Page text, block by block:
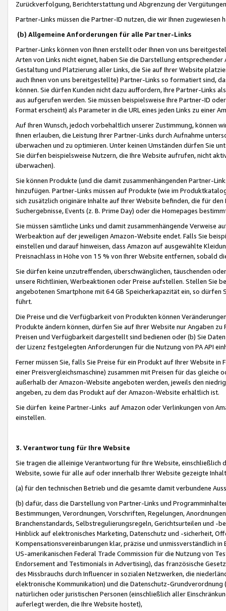
Zurückverfolgung, Berichterstattung und Abgrenzung der
Partner-Links müssen die Partner-ID nutzen, die wir Ihnen zugewiesen
(b) Allgemeine Anforderungen für alle Partner-Links
Partner-Links können von Ihnen erstellt oder Ihnen von uns
Arten von Links nicht eignet, haben Sie die Darstellung
Gestaltung und Platzierung aller Links, die Sie auf Ihrer Website
auch Ihnen von uns bereitgestellte) Partner-Links so formatiert sind,
können. Sie dürfen Kunden nicht dazu auffordern, Ihre Partner-Links
aus aufgerufen werden. Sie müssen beispielsweise Ihre Partner-ID
Format erscheint) als Parameter in die URL eines jeden Links zu einer
Auf Ihren Wunsch, jedoch vorbehaltlich unserer Zustimmung, können
Ihnen erlauben, die Leistung Ihrer Partner-Links durch Aufnahme
überwachen und zu optimieren. Unter keinen Umständen dürfen Sie
Sie dürfen beispielsweise Nutzern, die Ihre Website aufrufen, nicht
überwachen).
Sie können Produkte (und die damit zusammenhängenden Partner-
hinzufügen. Partner-Links müssen auf Produkte (wie im
sich zusätzlich originäre Inhalte auf Ihrer Website befinden, die für
Suchergebnisse, Events (z. B. Prime Day) oder die Homepages
Sie müssen sämtliche Links und damit zusammenhängende
Werbeaktion auf der jeweiligen Amazon-Website endet. Falls Sie
einstellen und darauf hinweisen, dass Amazon auf ausgewählte
Preisnachlass in Höhe von 15 % von Ihrer Website entfernen, sobald
Sie dürfen keine unzutreffenden, überschwänglichen, täuschenden
unsere Richtlinien, Werbeaktionen oder Preise aufstellen. Stellen Sie
angebotenen Smartphone mit 64 GB Speicherkapazität ein, so dürfen
führt.
Die Preise und die Verfügbarkeit von Produkten können
Produkte ändern können, dürfen Sie auf Ihrer Website nur Angaben
Preisen und Verfügbarkeit dargestellt sind bedienen oder (b) Sie
der Lizenz festgelegten Anforderungen für die Nutzung von PA API
Ferner müssen Sie, falls Sie Preise für ein Produkt auf Ihrer Website
einer Preisvergleichsmaschine) zusammen mit Preisen für das
außerhalb der Amazon-Website angeboten werden, jeweils den
angeben, zu dem das Produkt auf der Amazon-Website erhältlich ist.
Sie dürfen keine Partner-Links auf Amazon oder Verlinkungen von
einstellen.
3. Verantwortung für Ihre Website
Sie tragen die alleinige Verantwortung für Ihre Website,
Website, sowie für alle auf oder innerhalb Ihrer Website gezeigte
(a) für den technischen Betrieb und die gesamte damit verbundene
(b) dafür, dass die Darstellung von Partner-Links und
Bestimmungen, Verordnungen, Vorschriften, Regelungen,
Branchenstandards, Selbstregulierungsregeln, Gerichtsurteilen und -
Hinblick auf elektronisches Marketing, Datenschutz und -sicherheit,
Kompensationsvereinbarungen klar, präzise und unmissverständlich
US-amerikanischen Federal Trade Commission für die Nutzung von
Endorsement and Testimonials in Advertising), das französische
des Missbrauchs durch Influencer in sozialen Netzwerken, die
elektronische Kommunikation) und die Datenschutz-
natürlichen oder juristischen Personen (einschließlich aller
auferlegt werden, die Ihre Website hostet),